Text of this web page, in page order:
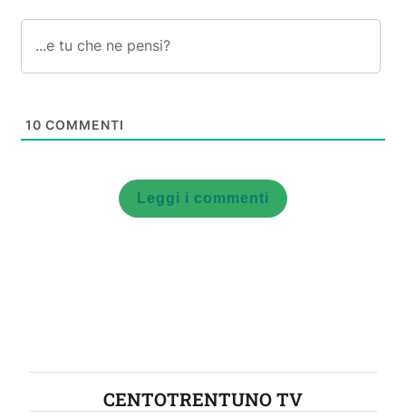
10 COMMENTI
Leggi i commenti
CENTOTRENTUNO TV